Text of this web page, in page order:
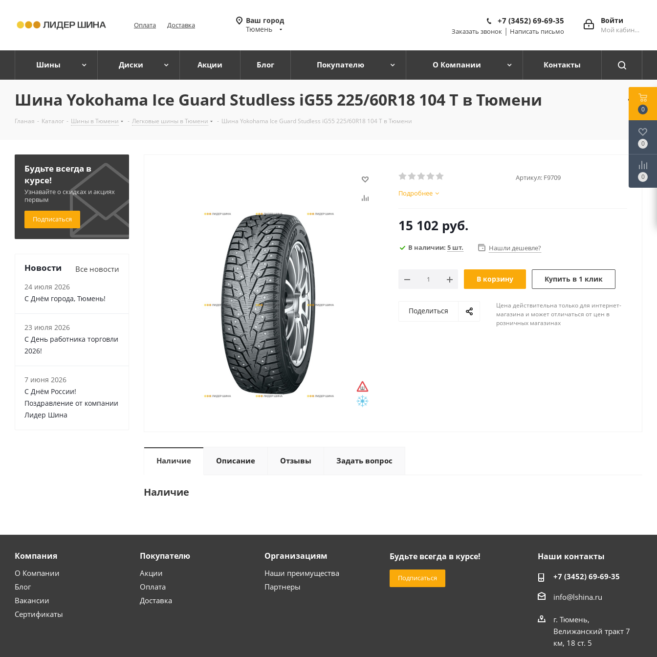
Оплата Доставка
Ваш город
Тюмень
Войти
Мой кабинет
+7 (3452) 69-69-35
Заказать звонок | Написать письмо
Шины Диски Акции Блог Покупателю О Компании Контакты
Шина Yokohama Ice Guard Studless iG55 225/60R18 104 T в Тюмени
Гланая - Каталог - Шины в Тюмени - Легковые шины в Тюмени - Шина Yokohama Ice Guard Studless iG55 225/60R18 104 T в Тюмени
Артикул: F9709
Подробнее
15 102 руб.
В наличии: 5 шт. Нашли дешевле?
В корзину Купить в 1 клик
Поделиться
Цена действительна только для интернет-
магазина и может отличаться от цен в
розничных магазинах
Наличие Описание Отзывы Задать вопрос
Наличие
Будьте всегда в
курсе!
Узнавайте о скидках и акциях
первым
Подписаться
Новости Все новости
24 июля 2026
С Днём города, Тюмень!
23 июля 2026
С День работника торговли
2026!
7 июня 2026
С Днём России!
Поздравление от компании
Лидер Шина
Компания
О Компании
Блог
Вакансии
Сертификаты
Покупателю
Акции
Оплата
Доставка
Организациям
Наши преимущества
Партнеры
Будьте всегда в курсе!
Подписаться
Наши контакты
+7 (3452) 69-69-35
info@lshina.ru
г. Тюмень,
Велижанский тракт 7
км, 18 ст. 5
0
0
0